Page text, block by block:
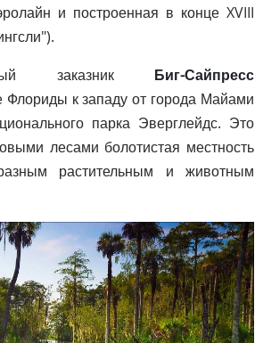
и построенная в конце XVIII
заказник Биг-Сайпресс
Флориды к западу от города Майами
парка Эверглейдс. Это
лесами болотистая местность
растительным и животным